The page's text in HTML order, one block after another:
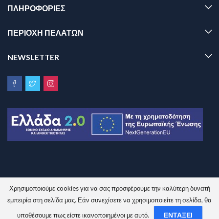
ΠΛΗΡΟΦΟΡΊΕΣ
ΠΕΡΙΟΧΗ ΠΕΛΑΤΩΝ
NEWSLETTER
Sinem.gr © 2026 All Rights Reserved.
Χρησιμοποιούμε cookies για να σας προσφέρουμε την καλύτερη δυνατή
εμπειρία στη σελίδα μας. Εάν συνεχίσετε να χρησιμοποιείτε τη σελίδα, θα
υποθέσουμε πως είστε ικανοποιημένοι με αυτό.
ΕΝΤΆΞΕΙ